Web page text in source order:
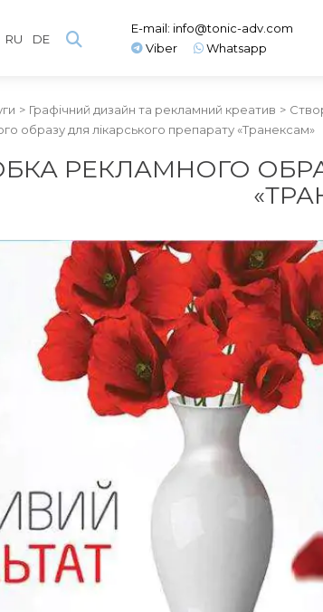
RU DE
E-mail: info@tonic-adv.com
Viber
Whatsapp
Графічний дизайн та рекламний креатив
образу для лікарського препарату «Транексам»
РЕКЛАМНОГО